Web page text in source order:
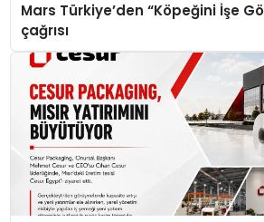
Mars Türkiye’den “Köpeğini İşe
çağrısı